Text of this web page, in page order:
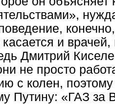
и
Дмитрий
не просто
с колен,
Путину: «ГАЗ за